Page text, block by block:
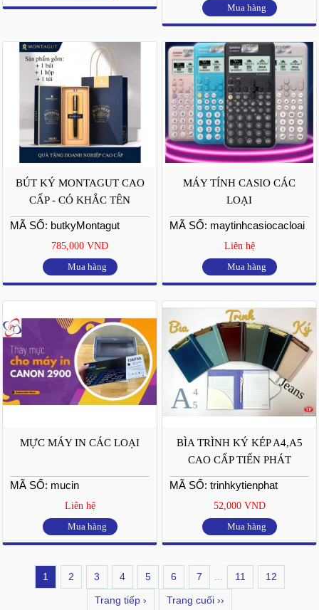
Mua hàng
BÚT KÝ MONTAGUT CAO
CẤP - CÓ KHẮC TÊN
MÃ SỐ: butkyMontagut
785,000 VND
Mua hàng
MÁY TÍNH CASIO CÁC
LOẠI
MÃ SỐ: maytinhcasiocacloai
Liên hệ
Mua hàng
MỰC MÁY IN CÁC LOẠI
MÃ SỐ: mucin
Liên hệ
Mua hàng
BÌA TRÌNH KÝ KÉP A4,A5
CAO CẤP TIẾN PHÁT
MÃ SỐ: trinhkytienphat
52,000 VND
Mua hàng
1 2 3 4 5 6 7 11 12
Trang tiếp › Trang cuối ››